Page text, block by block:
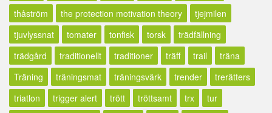
thåström
the protection motivation theory
tjejmilen
tjuvlyssnat
tomater tonfisk torsk
trädfällning
trädgård
traditionellt traditioner träff trail
träna
Träning
träningsmat träningsvärk trender
trerätters
triatlon
trigger alert trött tröttsamt trx
tur